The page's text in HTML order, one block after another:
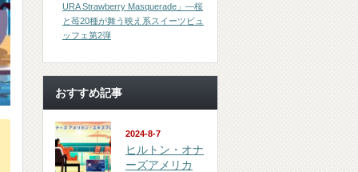
URA Strawberry Masquerade」―桜
と苺20種が舞う映え系スイーツビュ
ッフェ第2弾
おすすめ記事
2024-8-7
ヒルトン・オナ
ーズアメリカ